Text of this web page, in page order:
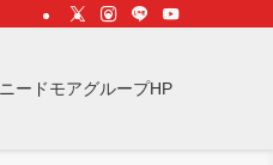
ニードモアグループHP